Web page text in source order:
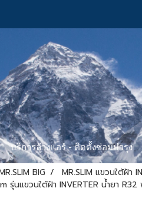
บริการล้างแอร์ - ติดตั้งซ่อมบำรุง
BIG
MR.SLIM แขวนใต้ฝ้า
รุ่นแขวนใต้ฝ้า INVERTER น้ำยา